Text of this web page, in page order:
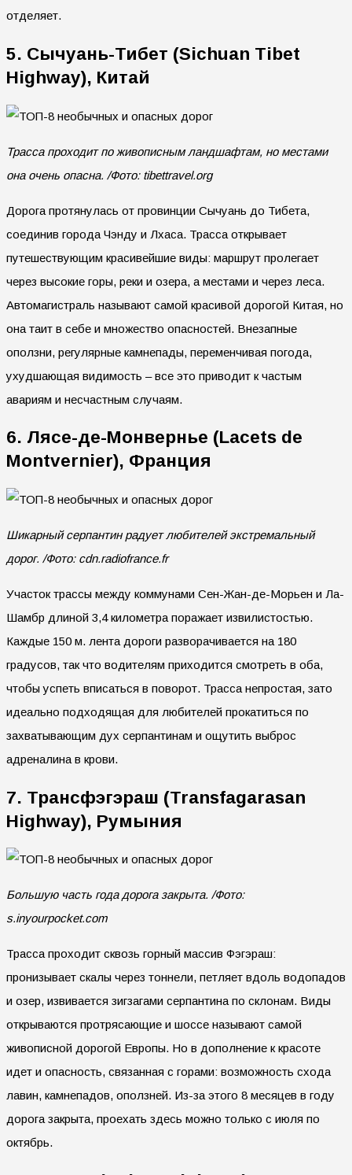
отделяет.
5. Сычуань-Тибет (Sichuan Tibet
Highway), Китай
Трасса проходит по живописным ландшафтам, но местами
она очень опасна. /Фото: tibettravel.org
Дорога протянулась от провинции Сычуань до Тибета,
соединив города Чэнду и Лхаса. Трасса открывает
путешествующим красивейшие виды: маршрут пролегает
через высокие горы, реки и озера, а местами и через леса.
Автомагистраль называют самой красивой дорогой Китая, но
она таит в себе и множество опасностей. Внезапные
оползни, регулярные камнепады, переменчивая погода,
ухудшающая видимость – все это приводит к частым
авариям и несчастным случаям.
6. Лясе-де-Монвернье (Lacets de
Montvernier), Франция
Шикарный серпантин радует любителей экстремальный
дорог. /Фото: cdn.radiofrance.fr
Участок трассы между коммунами Сен-Жан-де-Морьен и Ла-
Шамбр длиной 3,4 километра поражает извилистостью.
Каждые 150 м. лента дороги разворачивается на 180
градусов, так что водителям приходится смотреть в оба,
чтобы успеть вписаться в поворот. Трасса непростая, зато
идеально подходящая для любителей прокатиться по
захватывающим дух серпантинам и ощутить выброс
адреналина в крови.
7. Трансфэгэраш (Transfagarasan
Highway), Румыния
Большую часть года дорога закрыта. /Фото:
s.inyourpocket.com
Трасса проходит сквозь горный массив Фэгэраш:
пронизывает скалы через тоннели, петляет вдоль водопадов
и озер, извивается зигзагами серпантина по склонам. Виды
открываются протрясающие и шоссе называют самой
живописной дорогой Европы. Но в дополнение к красоте
идет и опасность, связанная с горами: возможность схода
лавин, камнепадов, оползней. Из-за этого 8 месяцев в году
дорога закрыта, проехать здесь можно только с июля по
октябрь.